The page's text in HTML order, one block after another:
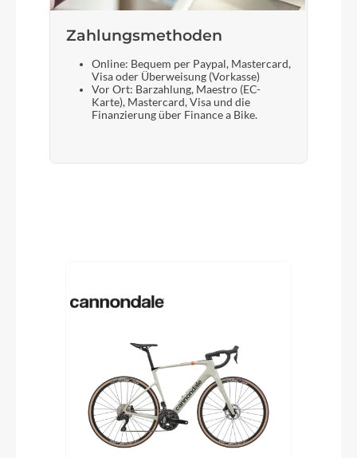
Zahlungsmethoden
Online: Bequem per Paypal, Mastercard,
Visa oder Überweisung (Vorkasse)
Vor Ort: Barzahlung, Maestro (EC-
Karte), Mastercard, Visa und die
Finanzierung über Finance a Bike.